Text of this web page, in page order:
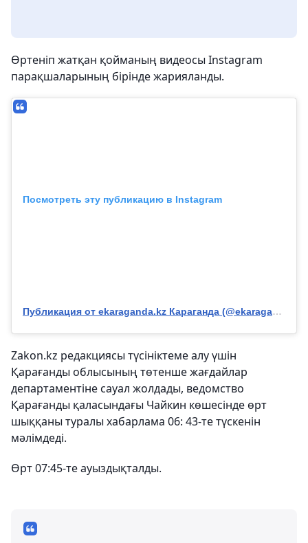
Өртеніп жатқан қойманың видеосы Instagram
парақшаларының бірінде жарияланды.
Посмотреть эту публикацию в Instagram
Публикация от ekaraganda.kz Караганда (@ekaraganda.kz)
Zakon.kz редакциясы түсініктеме алу үшін
Қарағанды облысының төтенше жағдайлар
департаментіне сауал жолдады, ведомство
Қарағанды қаласындағы Чайкин көшесінде өрт
шыққаны туралы хабарлама 06: 43-те түскенін
мәлімдеді.
Өрт 07:45-те ауыздықталды.